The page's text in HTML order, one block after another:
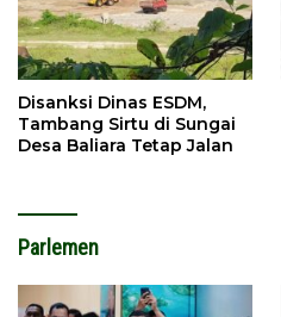
Disanksi Dinas ESDM,
Tambang Sirtu di Sungai
Desa Baliara Tetap Jalan
Parlemen